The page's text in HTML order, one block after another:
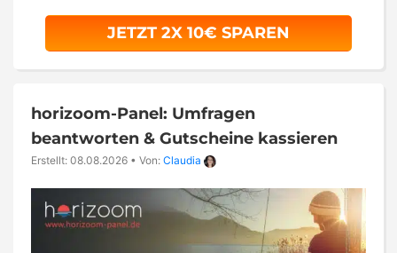
JETZT 2X 10€ SPAREN
horizoom-Panel: Umfragen
beantworten & Gutscheine kassieren
Erstellt: 08.08.2026 • Von: Claudia